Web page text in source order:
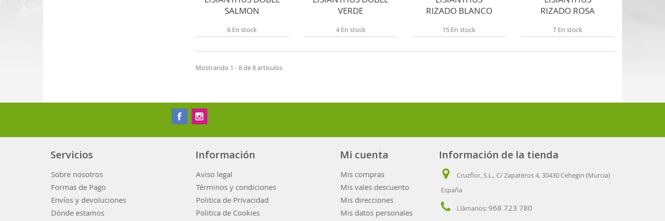
SALMON
6 En stock
VERDE
4 En stock
RIZADO BLANCO
15 En stock
RIZADO ROSA
7 En stock
Mostrando 1 - 8 de 8 artículos
Servicios
Sobre nosotros
Formas de Pago
Envíos y devoluciones
Dónde estamos
Información
Aviso legal
Términos y condiciones
Politica de Privacidad
Politica de Cookies
Mi cuenta
Mis compras
Mis vales descuento
Mis direcciones
Mis datos personales
Información de la tienda
Cruzflor, S.L., C/ Zapateros 4, 30430 Cehegin (Murcia)
España
Llámanos: 968 723 780